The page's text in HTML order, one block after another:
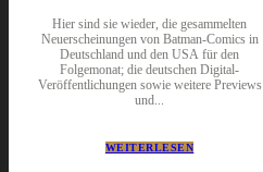
Hier sind sie wieder, die gesammelten
Neuerscheinungen von Batman-Comics in
Deutschland und den USA für den
Folgemonat; die deutschen Digital-
Veröffentlichungen sowie weitere Previews
und...
WEITERLESEN